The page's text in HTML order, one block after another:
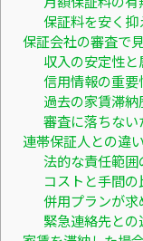
保証料を安く
保証会社の審査で
収入の安定性
信用情報の重
過去の家賃滞
審査に落ちな
連帯保証人との違
法的な責任範
コストと手間の
併用プランが
緊急連絡先と